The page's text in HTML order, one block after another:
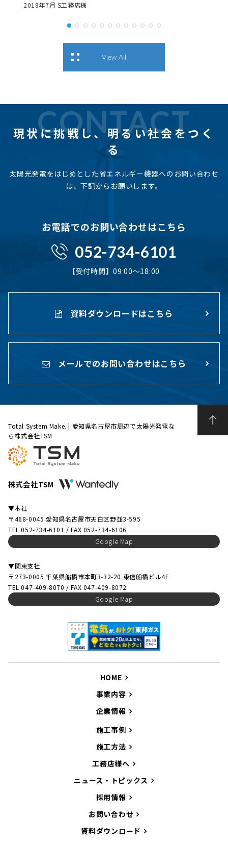
2018年7月 S工務店様
View All
CONTACT
現状に挑戦し、明るい社会をつく
る
太陽光発電をはじめとした省エネルギー機器へのお問い合わせ
は、下記からお願いします。
お電話でのお問い合わせはこちら
052-734-6101
【受付時間】09:00〜18:00
資料ダウンロードはこちら
メールでのお問い合わせはこちら
Total System Make. | 愛知県名古屋市周辺で太陽光発電な
ら株式会社TSM
株式会社TSM
▼本社
〒468-0045 愛知県名古屋市天白区野並3-595
TEL 052-734-6101 / FAX 052-734-6106
Google Map
▼関東支社
〒273-0005 千葉県船橋市本町3-32-20 東信船橋ビル4F
TEL 047-409-8070 / FAX 047-409-8072
Google Map
HOME
事業内容
企業情報
施工事例
施工方法
工務店様へ
ニュース・トピックス
採用情報
お問い合わせ
資料ダウンロード